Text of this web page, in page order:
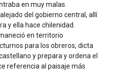
en muy malas
del gobierno central, allí
y ella hace chilenidad.
en territorio
para los obreros, dicta
y prepara y ordena el
referencia al paisaje más
de nuestros sentimientos;
o el mal, y debemos